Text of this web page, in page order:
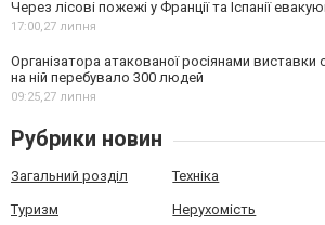
Через лісові пожежі у Франції та Іспанії
17:00,27 липня
Організатора атакованої росіянами
на ній перебувало 300 людей
09:25,27 липня
Рубрики новин
Загальний розділ Техніка
Туризм Нерухомість